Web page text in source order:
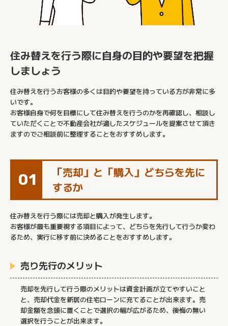
住み替えを行う際に自身の目的や要望を把握
しましょう
住み替えを行うお客様の多くは目的や要望を持っている方が非常に多
いです。
お客様自身で何を目標にして住み替えを行うのかを再確認し、相談し
ていただくことで不動産会社が適したスケジュールを提案させて頂き
ますのでご相談前に整理することをおすすめします。
01
「売却」と「購入」どちらを先に
するか
住み替えを行う際には売却と購入が発生します。
お客様が最も重要視する項目によって、どちらを先行して行うか変わ
るため、実行に移す前に決めることをおすすめします。
売り先行のメリット
売却を先行して行う際のメリットは資金計画が立てやすいこと
と、売却代金を新居の住宅ローンに充てることが出来ます。売
却金額を念頭に置くことで選択の幅が広がるため、後悔の無い
選択を行うことが出来ます。